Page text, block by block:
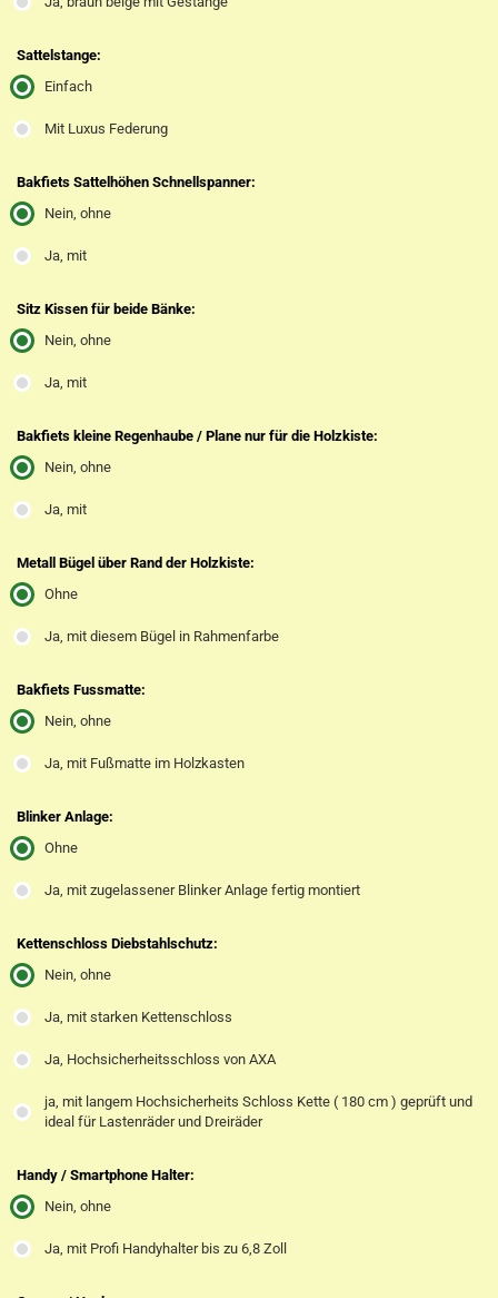
Sattelstange:
Einfach
Mit Luxus Federung
Bakfiets Sattelhöhen Schnellspanner:
Nein, ohne
Ja, mit
Sitz Kissen für beide Bänke:
Nein, ohne
Ja, mit
Bakfiets kleine Regenhaube / Plane nur für die Holzkiste:
Nein, ohne
Ja, mit
Metall Bügel über Rand der Holzkiste:
Ohne
Ja, mit diesem Bügel in Rahmenfarbe
Bakfiets Fussmatte:
Nein, ohne
Ja, mit Fußmatte im Holzkasten
Blinker Anlage:
Ohne
Ja, mit zugelassener Blinker Anlage fertig montiert
Kettenschloss Diebstahlschutz:
Nein, ohne
Ja, mit starken Kettenschloss
Ja, Hochsicherheitsschloss von AXA
ja, mit langem Hochsicherheits Schloss Kette ( 180 cm ) geprüft und
ideal für Lastenräder und Dreiräder
Handy / Smartphone Halter:
Nein, ohne
Ja, mit Profi Handyhalter bis zu 6,8 Zoll